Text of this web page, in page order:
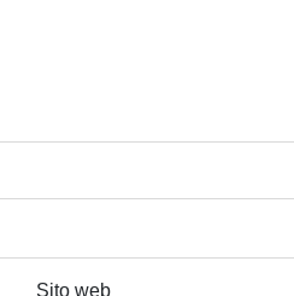
Sito web